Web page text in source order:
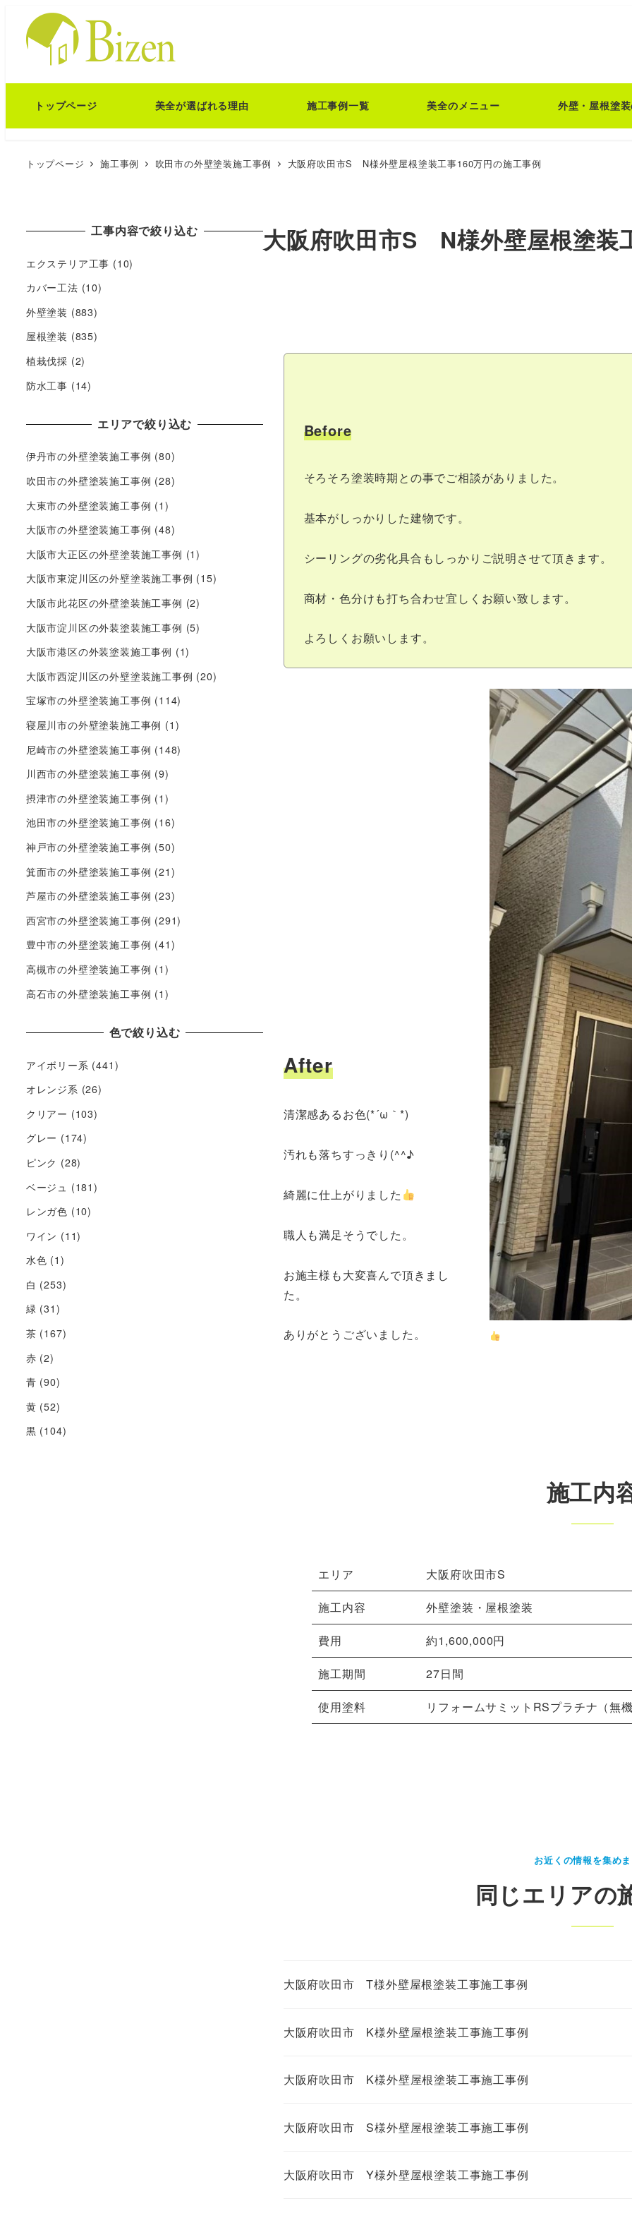
トップページ 美全が選ばれる理由 施工事例一覧 美全のメニュー 外壁・屋根塗
トップページ 施工事例 吹田市の外壁塗装施工事例 大阪府吹田市S N様外壁屋根塗装工事160万円の施工事例
大阪府吹田市S N様外壁屋根塗装
Before
そろそろ塗装時期との事でご相談がありました。
基本がしっかりした建物です。
シーリングの劣化具合もしっかりご説明させて頂きます。
商材・色分けも打ち合わせ宜しくお願い致します。
よろしくお願いします。
After
清潔感あるお色(*´ω｀*)
汚れも落ちすっきり(^^♪
綺麗に仕上がりました
職人も満足そうでした。
お施主様も大変喜んで頂きまし
た。
ありがとうございました。
施工内
エリア 大阪府吹田市S
施工内容 外壁塗装・屋根塗装
費用 約1,600,000円
施工期間 27日間
使用塗料 リフォームサミットRSプラチナ（無
お近くの情報を集め
同じエリアの
大阪府吹田市 T様外壁屋根塗装工事施工事例
大阪府吹田市 K様外壁屋根塗装工事施工事例
大阪府吹田市 K様外壁屋根塗装工事施工事例
大阪府吹田市 S様外壁屋根塗装工事施工事例
大阪府吹田市 Y様外壁屋根塗装工事施工事例
工事内容で絞り込む
エクステリア工事 (10)
カバー工法 (10)
外壁塗装 (883)
屋根塗装 (835)
植栽伐採 (2)
防水工事 (14)
エリアで絞り込む
伊丹市の外壁塗装施工事例 (80)
吹田市の外壁塗装施工事例 (28)
大東市の外壁塗装施工事例 (1)
大阪市の外壁塗装施工事例 (48)
大阪市大正区の外壁塗装施工事例 (1)
大阪市東淀川区の外壁塗装施工事例 (15)
大阪市此花区の外壁塗装施工事例 (2)
大阪市淀川区の外装塗装施工事例 (5)
大阪市港区の外装塗装施工事例 (1)
大阪市西淀川区の外壁塗装施工事例 (20)
宝塚市の外壁塗装施工事例 (114)
寝屋川市の外壁塗装施工事例 (1)
尼崎市の外壁塗装施工事例 (148)
川西市の外壁塗装施工事例 (9)
摂津市の外壁塗装施工事例 (1)
池田市の外壁塗装施工事例 (16)
神戸市の外壁塗装施工事例 (50)
箕面市の外壁塗装施工事例 (21)
芦屋市の外壁塗装施工事例 (23)
西宮市の外壁塗装施工事例 (291)
豊中市の外壁塗装施工事例 (41)
高槻市の外壁塗装施工事例 (1)
高石市の外壁塗装施工事例 (1)
色で絞り込む
アイボリー系 (441)
オレンジ系 (26)
クリアー (103)
グレー (174)
ピンク (28)
ベージュ (181)
レンガ色 (10)
ワイン (11)
水色 (1)
白 (253)
緑 (31)
茶 (167)
赤 (2)
青 (90)
黄 (52)
黒 (104)